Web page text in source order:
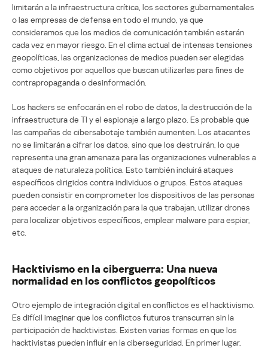
limitarán a la infraestructura crítica, los sectores gubernamentales
o las empresas de defensa en todo el mundo, ya que
consideramos que los medios de comunicación también estarán
cada vez en mayor riesgo. En el clima actual de intensas tensiones
geopolíticas, las organizaciones de medios pueden ser elegidas
como objetivos por aquellos que buscan utilizarlas para fines de
contrapropaganda o desinformación.
Los hackers se enfocarán en el robo de datos, la destrucción de la
infraestructura de TI y el espionaje a largo plazo. Es probable que
las campañas de cibersabotaje también aumenten. Los atacantes
no se limitarán a cifrar los datos, sino que los destruirán, lo que
representa una gran amenaza para las organizaciones vulnerables a
ataques de naturaleza política. Esto también incluirá ataques
específicos dirigidos contra individuos o grupos. Estos ataques
pueden consistir en comprometer los dispositivos de las personas
para acceder a la organización para la que trabajan, utilizar drones
para localizar objetivos específicos, emplear malware para espiar,
etc.
Hacktivismo en la ciberguerra: Una nueva
normalidad en los conflictos geopolíticos
Otro ejemplo de integración digital en conflictos es el hacktivismo.
Es difícil imaginar que los conflictos futuros transcurran sin la
participación de hacktivistas. Existen varias formas en que los
hacktivistas pueden influir en la ciberseguridad. En primer lugar,